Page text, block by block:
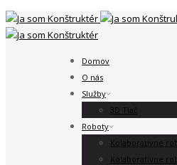
Domov
O nás
Služby
3D Tlač
Roboty
Kolaboratívne
Kolaboratívne